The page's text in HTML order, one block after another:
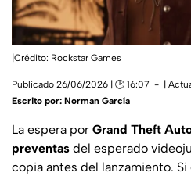
|Crédito: Rockstar Games
Publicado 26/06/2026 | 🕑 16:07 |
Escrito por: Norman García
La espera por Grand Theft
preventas del esperado
copia antes del lanzamiento.